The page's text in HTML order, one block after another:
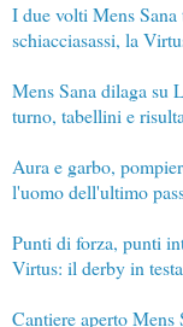
I due volti Mens
schiacciasassi, la
Mens Sana dilaga su
turno, tabellini e
Aura e garbo,
l'uomo dell'ultimo
Punti di forza, punti
Virtus: il derby in testa
Cantiere aperto Mens